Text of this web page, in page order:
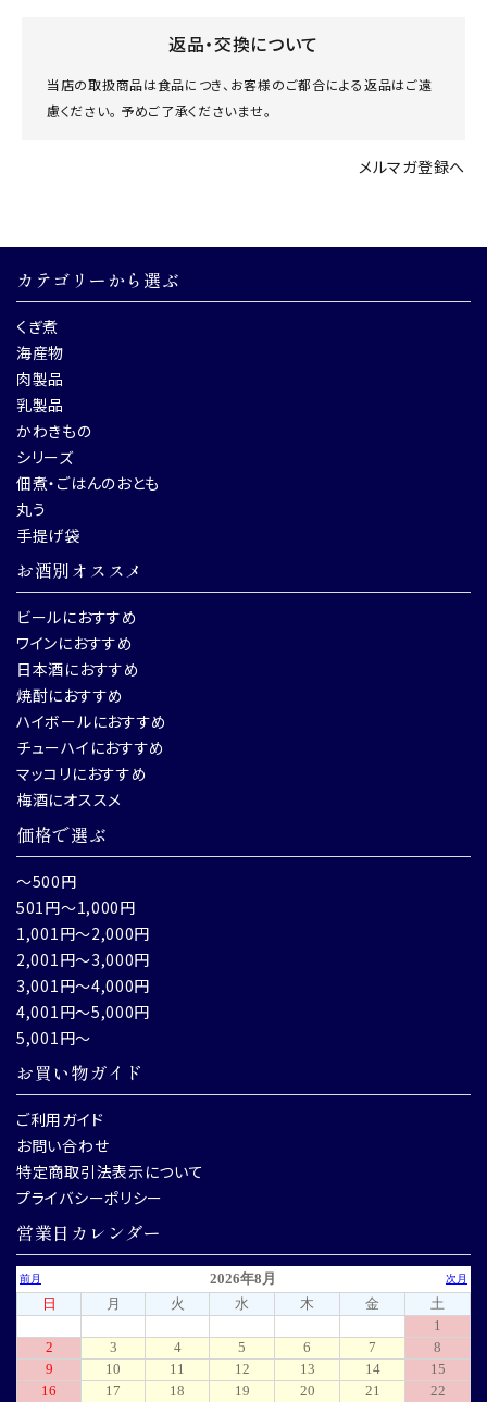
返品・交換について
当店の取扱商品は食品につき、お客様のご都合による返品はご遠
慮ください。 予めご了承くださいませ。
メルマガ登録へ
カテゴリーから選ぶ
くぎ煮
海産物
肉製品
乳製品
かわきもの
シリーズ
佃煮・ごはんのおとも
丸う
手提げ袋
お酒別オススメ
ビールにおすすめ
ワインにおすすめ
日本酒におすすめ
焼酎におすすめ
ハイボールにおすすめ
チューハイにおすすめ
マッコリにおすすめ
梅酒にオススメ
価格で選ぶ
～500円
501円～1,000円
1,001円～2,000円
2,001円～3,000円
3,001円～4,000円
4,001円～5,000円
5,001円～
お買い物ガイド
ご利用ガイド
お問い合わせ
特定商取引法表示について
プライバシーポリシー
営業日カレンダー